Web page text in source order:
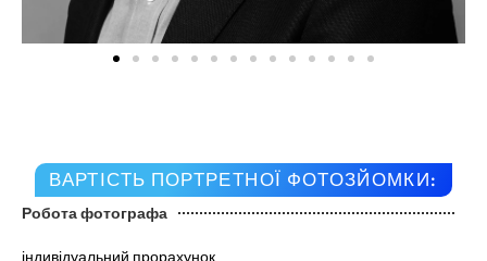
ВАРТІСТЬ ПОРТРЕТНОЇ ФОТОЗЙОМКИ:
Робота фотографа
індивідуальний прорахунок